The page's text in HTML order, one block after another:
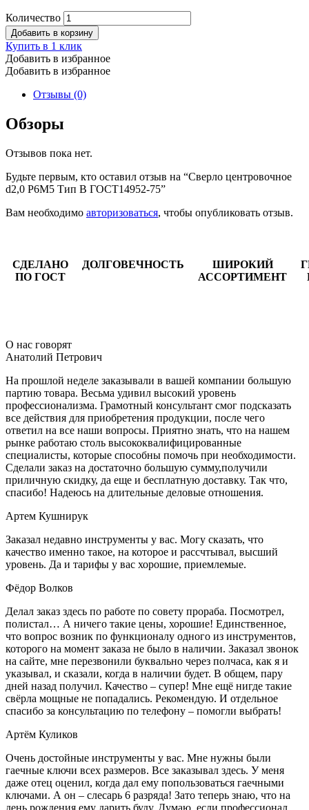
Количество
Добавить в корзину
Купить в 1 клик
Добавить в избранное
Добавить в избранное
Отзывы (0)
Обзоры
Отзывов пока нет.
Будьте первым, кто оставил отзыв на “Сверло центровочное
d2,0 Р6М5 Тип В ГОСТ14952-75”
Вам необходимо авторизоваться, чтобы опубликовать отзыв.
СДЕЛАНО
ПО ГОСТ
ДОЛГОВЕЧНОСТЬ
ШИРОКИЙ
АССОРТИМЕНТ
О нас говорят
Анатолий Петрович
На прошлой неделе заказывали в вашей компании большую
партию товара. Весьма удивил высокий уровень
профессионализма. Грамотный консультант смог подсказать
все действия для приобретения продукции, после чего
ответил на все наши вопросы. Приятно знать, что на нашем
рынке работаю столь высококвалифицированные
специалисты, которые способны помочь при необходимости.
Сделали заказ на достаточно большую сумму,получили
приличную скидку, да еще и бесплатную доставку. Так что,
спасибо! Надеюсь на длительные деловые отношения.
Артем Кушнирук
Заказал недавно инструменты у вас. Могу сказать, что
качество именно такое, на которое и рассчтывал, высший
уровень. Да и тарифы у вас хорошие, приемлемые.
Фёдор Волков
Делал заказ здесь по работе по совету прораба. Посмотрел,
полистал… А ничего такие цены, хорошие! Единственное,
что вопрос возник по функционалу одного из инструментов,
которого на момент заказа не было в наличии. Заказал звонок
на сайте, мне перезвонили буквально через полчаса, как я и
указывал, и сказали, когда в наличии будет. В общем, пару
дней назад получил. Качество – супер! Мне ещё нигде такие
свёрла мощные не попадались. Рекомендую. И отдельное
спасибо за консультацию по телефону – помогли выбрать!
Артём Куликов
Очень достойные инструменты у вас. Мне нужны были
гаечные ключи всех размеров. Все заказывал здесь. У меня
даже отец оценил, когда дал ему попользоваться гаечными
ключами. А он – слесарь 6 разряда! Зато теперь знаю, что на
день рождения ему дарить буду. Думаю, если профессионал